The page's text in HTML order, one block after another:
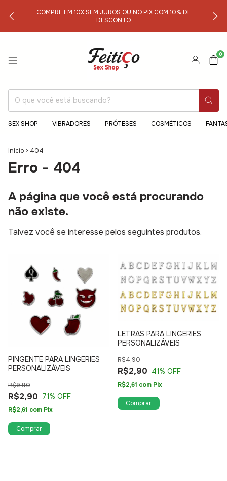
COMPRE EM 10X SEM JUROS OU NO PIX COM 10% DE
DESCONTO
0
SEX SHOP VIBRADORES PRÓTESES COSMÉTICOS
Início > 404
Erro - 404
A página que você está procurando
não existe.
Talvez você se interesse pelos seguintes produtos.
PINGENTE PARA LINGERIES
PERSONALIZÁVEIS
R$2,90
R$9,90
71% OFF
R$2,61 com Pix
Comprar
LETRAS PARA LINGERIES
PERSONALIZÁVEIS
R$2,90
R$4,90
41% OFF
R$2,61 com Pix
Comprar